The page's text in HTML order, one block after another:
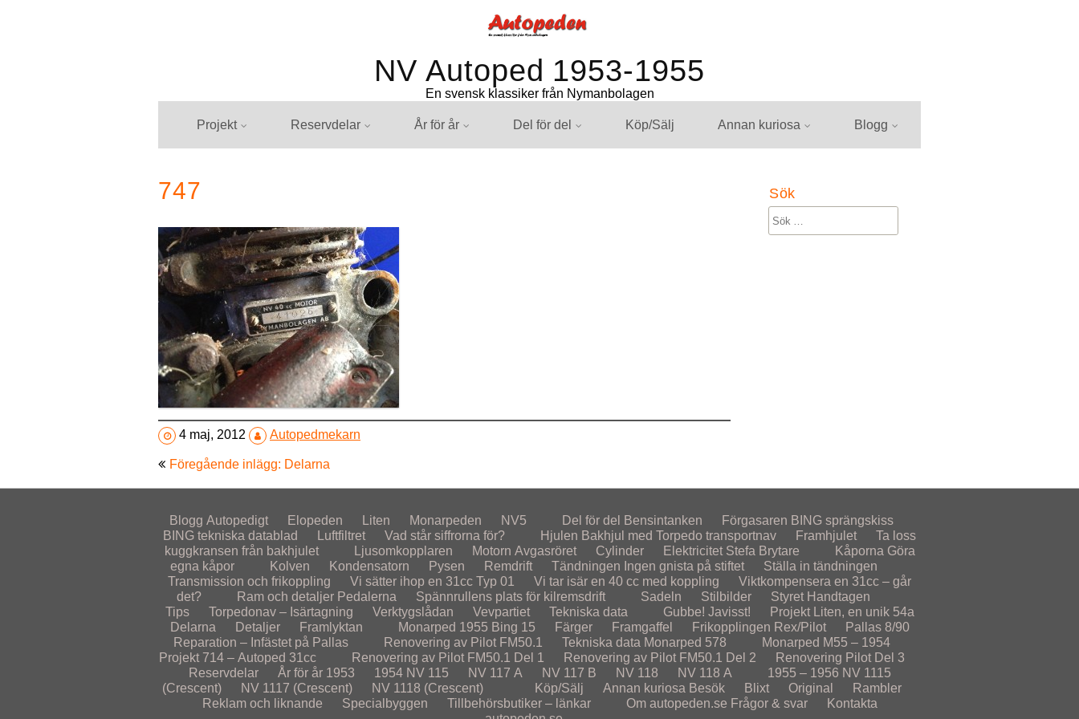
NV Autoped 1953-1955
En svensk klassiker från Nymanbolagen
Projekt Reservdelar År för år Del för del Köp/Sälj Annan kuriosa Blogg
747
4 maj, 2012 Autopedmekarn
Inläggsnavigering
Föregående inlägg: Delarna
Sök
Blogg Autopedigt Elopeden Liten Monarpeden NV5 Del för del Bensintanken Förgasaren BING sprängskiss
BING tekniska datablad
Luftfiltret Vad står siffrorna för? Hjulen Bakhjul med Torpedo transportnav Framhjulet
Ta loss
kuggkransen från bakhjulet
Ljusomkopplaren Motorn Avgasröret Cylinder Elektricitet Stefa Brytare Kåporna Göra
egna kåpor
Kolven Kondensatorn Pysen Remdrift Tändningen Ingen gnista på stiftet
Ställa in tändningen
Transmission och frikoppling
Vi sätter ihop en 31cc Typ 01 Vi tar isär en 40 cc med koppling
Viktkompensera en 31cc – går
det?
Ram och detaljer Pedalerna Spännrullens plats för kilremsdrift Sadeln Stilbilder Styret Handtagen
Tips
Torpedonav – Isärtagning Verktygslådan Vevpartiet Tekniska data Gubbe! Javisst! Projekt Liten, en unik 54a
Delarna
Detaljer Framlyktan Monarped 1955 Bing 15 Färger Framgaffel Frikopplingen Rex/Pilot
Pallas 8/90
Reparation – Infästet på Pallas
Renovering av Pilot FM50.1 Tekniska data Monarped 578
Monarped M55 – 1954
Projekt 714 – Autoped 31cc
Renovering av Pilot FM50.1 Del 1 Renovering av Pilot FM50.1 Del 2
Renovering Pilot Del 3
Reservdelar
År för år 1953 1954 NV 115 NV 117 A NV 117 B NV 118 NV 118 A 1955 – 1956 NV 1115
(Crescent)
NV 1117 (Crescent) NV 1118 (Crescent) Köp/Sälj Annan kuriosa Besök Blixt Original
Rambler
Reklam och liknande
Specialbyggen Tillbehörsbutiker – länkar Om autopeden.se Frågor & svar
Kontakta